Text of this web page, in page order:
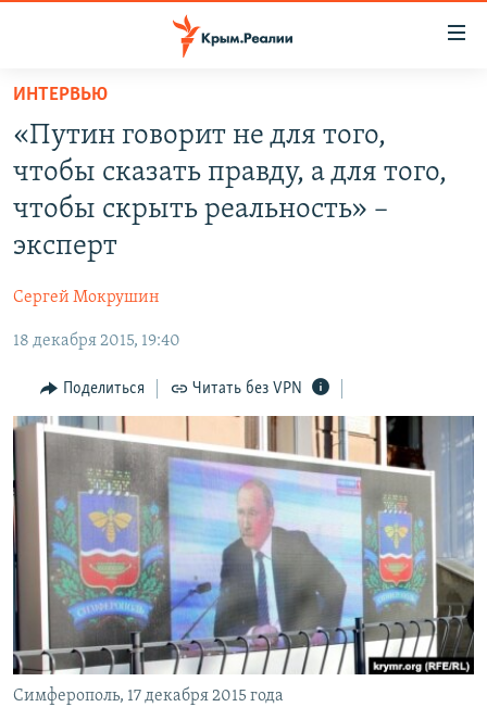
Вернуться
основному
содержанию
Вернутся
главной
Вернутся
СПЕЦПРОЕКТЫ
ГРУЗ 200
ВОДА
ИНТЕРАКТИВ
ИНФОГРАФИКА
ТЕЛЕПРОЕКТ КРЫМ.РЕАЛИИ
СОВЕТЫ ПРАВОЗАЩИТНИКОВ
ПРОПАВШИЕ БЕЗ ВЕСТИ
ПОБЕДИТЕЛЕЙ НЕ СУДЯТ?
КРЫМ.НЕПОКОРЕННЫЙ
ELIFBE
УКРАИНСКАЯ ПРОБЛЕМА КРЫМА
РАДІО СВОБОДА
КАК ОБОЙТИ БЛОКИРОВКУ
Qırımtatar
ПРИСОЕДИНЯЙТЕСЬ!
Все сайты RFE/RL
ИНТЕРВЬЮ
«Путин говорит не для того,
чтобы сказать правду, а для того,
чтобы скрыть реальность» –
эксперт
Сергей Мокрушин
18 декабря 2015, 19:40
Поделиться Читать без VPN
Симферополь, 17 декабря 2015 года